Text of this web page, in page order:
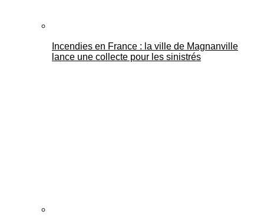
Incendies en France : la ville de Magnanville
lance une collecte pour les sinistrés